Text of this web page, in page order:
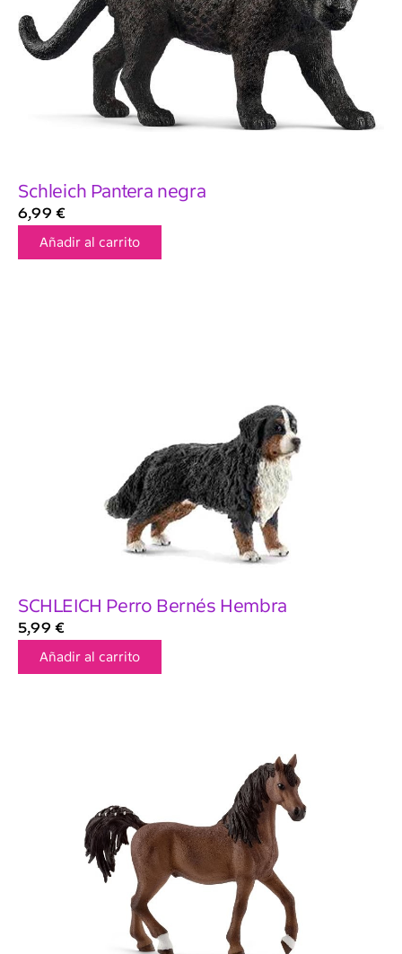
Schleich Pantera negra
6,99 €
Añadir al carrito
SCHLEICH Perro Bernés Hembra
5,99 €
Añadir al carrito